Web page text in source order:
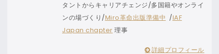
タントからキャリアチェンジ/多国籍やオンライ
ンの場づくり/Miro革命出版準備中 /IAF
Japan chapter 理事
詳細プロフィール